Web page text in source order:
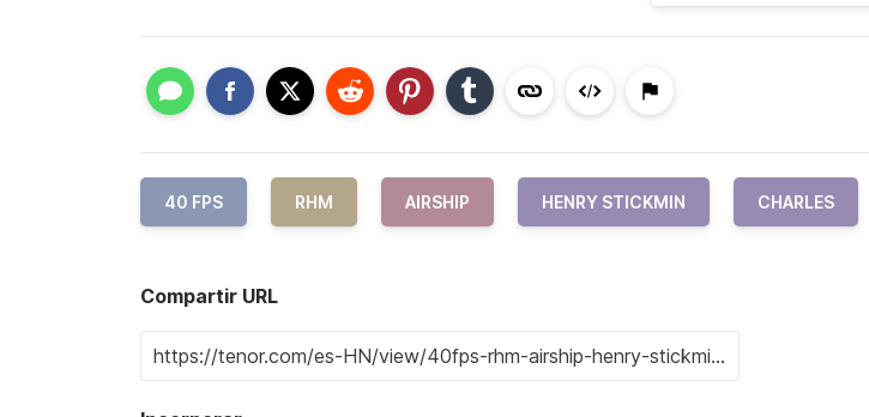
40 FPS RHM AIRSHIP HENRY STICKMIN CHARLES
Compartir URL